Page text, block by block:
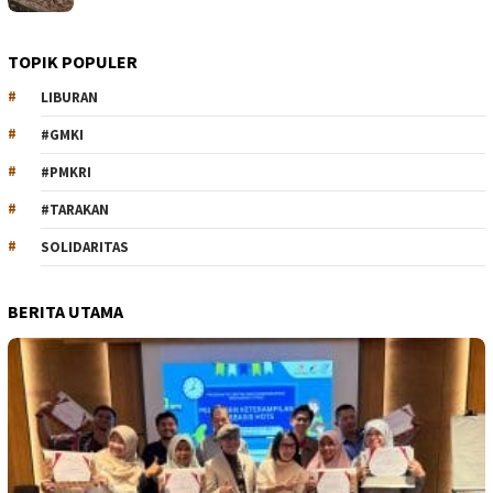
TOPIK POPULER
LIBURAN
#GMKI
#PMKRI
#TARAKAN
SOLIDARITAS
BERITA UTAMA